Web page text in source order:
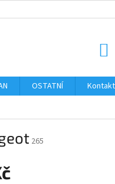
FORMULÁŘ PRO
OSTATNÍ
265